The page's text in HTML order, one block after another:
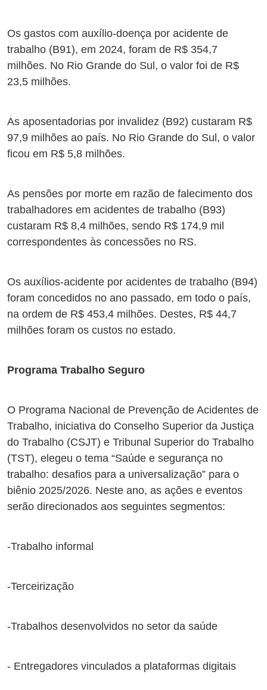
Os gastos com auxílio-doença por acidente de
trabalho (B91), em 2024, foram de R$ 354,7
milhões. No Rio Grande do Sul, o valor foi de R$
23,5 milhões.
As aposentadorias por invalidez (B92) custaram R$
97,9 milhões ao país. No Rio Grande do Sul, o valor
ficou em R$ 5,8 milhões.
As pensões por morte em razão de falecimento dos
trabalhadores em acidentes de trabalho (B93)
custaram R$ 8,4 milhões, sendo R$ 174,9 mil
correspondentes às concessões no RS.
Os auxílios-acidente por acidentes de trabalho (B94)
foram concedidos no ano passado, em todo o país,
na ordem de R$ 453,4 milhões. Destes, R$ 44,7
milhões foram os custos no estado.
Programa Trabalho Seguro
O Programa Nacional de Prevenção de Acidentes de
Trabalho, iniciativa do Conselho Superior da Justiça
do Trabalho (CSJT) e Tribunal Superior do Trabalho
(TST), elegeu o tema “Saúde e segurança no
trabalho: desafios para a universalização” para o
biênio 2025/2026. Neste ano, as ações e eventos
serão direcionados aos seguintes segmentos:
-Trabalho informal
-Terceirização
-Trabalhos desenvolvidos no setor da saúde
- Entregadores vinculados a plataformas digitais